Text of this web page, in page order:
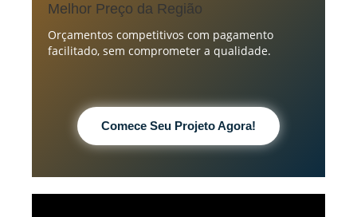
Melhor Preço da Região
Orçamentos competitivos com pagamento
facilitado, sem comprometer a qualidade.
Comece Seu Projeto Agora!